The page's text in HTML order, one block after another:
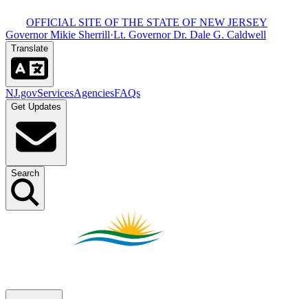
OFFICIAL SITE OF THE STATE OF NEW JERSEY​​​​‌ ‍ ​‍​‍‌‍ ‌ ​‍‌‍‍‌‌‍‌ ‌‍‍‌‌‍ ‍​‍​‍​ ‍‍​‍​‍‌ ​ ‌‍​‌‌‍ ‍‌‍‍‌‌ ‌​‌ ‍‌​‍ ‍‌‍‍‌‌‍ ​‍​‍​‍ ​​‍​‍‌‍‍​‌ ​‍‌‍‌‌‌‍‌‍​‍​‍​ ‍‍​‍​‍‌‍‍​‌ ‌​‌ ‌​‌ ​​​ ‍‍​‍ ​‍ ‌‍ ​‌‍ ‌‍​ ‌‍​‌‌‍ ​‌‍‍​‌‍ ‌ ​ ‌ ‌​​ ‍‍​ ​ ​ ​ ​ ​ ​ ​ ​‍ ‌‍‍‌‌‍ ‍‌ ‌​‌‍‌‌‌‍ ‍‌ ‌​​‍ ‌‍‌‌‌‍‌​‌‍‍‌‌ ‌​​‍ ‌‍ ‌‌‍ ‌‍‌​‌‍‌‌​ ‌‌ ​​‌ ​‍‌‍‌‌‌ ​ ‌‍‌‌‌‍ ‍‌ ‌​‌‍​‌‌ ‌​‌‍‍‌‌‍ ‌‍ ‍​ ‍ ‌‍‍‌‌‍‌​​ ‌‌‍ ‍‌‍‍‍‌​‌ ‌‍ ‌ ‌‍‌​ ​‌‍​‌‌ ‍‌‌‍ ‌ ‌‌‌ ‌​​ ‍ ‌ ‌​‌ ‍‌‌ ​​‌‍‌‌​ ‌‌‍ ‍‌‍‍‍‌‍ ​‌‍​‌‌ ‍‌‌‍ ‌ ‌‌‌ ‌​​ ‍ ‌ ​​‌‍​‌‌ ‌​‌‍‍​​ ‌‌‍‍​‌‍‌‌‌‍​‌‌‍‌​‌‍‌‌‌ ​‍​‍ ‍‌ ​ ‌‍‌‌‌‍​‌‌‍ ​​‍ ‍‌ ‌​‌‍‌‌‌ ‍​‌ ‌​​ ‌‍​‍‌‍​‌‌ ​ ‌‍‌‌‌‌‌‌‌ ​‍‌‍ ​​ ‌‌‍‍​‌ ‌​‌ ‌​‌ ​​​‍‌‌​ ​ ‌​​‌​‍‌‌​ ​‍‌​‌‍​‍‌‌​ ​‍‌​‌‍‌‍ ​‌‍ ‌‍​ ‌‍​‌‌‍ ​‌‍‍​‌‍ ‌ ​ ‌ ‌​​‍‌‌​ ​ ‌​​‌​ ​ ​ ​ ​ ​ ​ ​ ​‍‌‍‌‍‍‌‌‍‌​​ ‌‌‍ ‍‌‍‍‍‌​‌ ‌‍ ‌ ‌‍‌​ ​‌‍​‌‌ ‍‌‌‍ ‌ ‌‌‌ ‌​​‍‌‍‌ ‌​‌ ‍‌‌ ​​‌‍‌‌​ ‌‌‍ ‍‌‍‍‍‌‍ ​‌‍​‌‌ ‍‌‌‍ ‌ ‌‌‌ ‌​​‍‌‍‌ ​​‌‍​‌‌ ‌​‌‍‍​​ ‌‌‍‍​‌‍‌‌‌‍​‌‌‍‌​‌‍‌‌‌ ​‍​‍ ‍‌ ​ ‌‍‌‌‌‍​‌‌‍ ​​‍ ‍‌ ‌​‌‍‌‌‌ ‍​‌ ‌​​‍‌‍‌ ​​‌‍‌‌‌ ​‍‌ ​ ‌ ​​‌‍‌‌‌‍​ ‌ ‌​‌‍‍‌‌ ‌‍‌‍‌‌​ ‌‌ ​​‌ ‌‌‌‍​‍‌‍ ​‌‍‍‌‌ ​ ‌‍‍​‌‍‌‌‌‍‌​​‍​‍‌ ‌
Governor Mikie Sherrill​​​​‌ ‍ ​‍​‍‌‍ ‌ ​‍‌‍‍‌‌‍‌ ‌‍‍‌‌‍ ‍​‍​‍​ ‍‍​‍​‍‌ ​ ‌‍​‌‌‍ ‍‌‍‍‌‌ ‌​‌ ‍‌​‍ ‍‌‍‍‌‌‍ ​‍​‍​‍ ​​‍​‍‌‍‍​‌ ​‍‌‍‌‌‌‍‌‍​‍​‍​ ‍‍​‍​‍‌‍‍​‌ ‌​‌ ‌​‌ ​​​ ‍‍​‍ ​‍ ‌‍ ​‌‍ ‌‍​ ‌‍​‌‌‍ ​‌‍‍​‌‍ ‌ ​ ‌ ‌​​ ‍‍​ ​ ​ ​ ​ ​ ​ ​ ​‍ ‌‍‍‌‌‍ ‍‌ ‌​‌‍‌‌‌‍ ‍‌ ‌​​‍ ‌‍‌‌‌‍‌​‌‍‍‌‌ ‌​​‍ ‌‍ ‌‌‍ ‌‍‌​‌‍‌‌​ ‌‌ ​​‌ ​‍‌‍‌‌‌ ​ ‌‍‌‌‌‍ ‍‌ ‌​‌‍​‌‌ ‌​‌‍‍‌‌‍ ‌‍ ‍​ ‍ ‌‍‍‌‌‍‌​​ ‌‌‍ ‍‌‍‍‍‌​‌ ‌‍ ‌ ‌‍‌​ ​‌‍​‌‌ ‍‌‌‍ ‌ ‌‌‌ ‌​​ ‍ ‌ ‌​‌ ‍‌‌ ​​‌‍‌‌​ ‌‌‍ ‍‌‍‍‍‌‍ ​‌‍​‌‌ ‍‌‌‍ ‌ ‌‌‌ ‌​​ ‍ ‌ ​​‌‍​‌‌ ‌​‌‍‍​​ ‌‌‍‍​‌‍‌‌‌‍​‌‌‍‌​‌‍‌‌‌ ​‍​‍ ‍‌‍ ​‌‍‌‌‌‍​‌‌‍‌​‌‍‌‌‌ ​‍‌ ​ ​‍ ‍‌‍‌ ‌‍ ‌ ‌‍‌‍‌‌‌ ​‍‌‍ ‍‌‍ ‌ ​‍​ ‌‍​‍‌‍​‌‌ ​ ‌‍‌‌‌‌‌‌‌ ​‍‌‍ ​​ ‌‌‍‍​‌ ‌​‌ ‌​‌ ​​​‍‌‌​ ​ ‌​​‌​‍‌‌​ ​‍‌​‌‍​‍‌‌​ ​‍‌​‌‍‌‍ ​‌‍ ‌‍​ ‌‍​‌‌‍ ​‌‍‍​‌‍ ‌ ​ ‌ ‌​​‍‌‌​ ​ ‌​​‌​ ​ ​ ​ ​ ​ ​ ​ ​‍‌‍‌‍‍‌‌‍‌​​ ‌‌‍ ‍‌‍‍‍‌​‌ ‌‍ ‌ ‌‍‌​ ​‌‍​‌‌ ‍‌‌‍ ‌ ‌‌‌ ‌​​‍‌‍‌ ‌​‌ ‍‌‌ ​​‌‍‌‌​ ‌‌‍ ‍‌‍‍‍‌‍ ​‌‍​‌‌ ‍‌‌‍ ‌ ‌‌‌ ‌​​‍‌‍‌ ​​‌‍​‌‌ ‌​‌‍‍​​ ‌‌‍‍​‌‍‌‌‌‍​‌‌‍‌​‌‍‌‌‌ ​‍​‍ ‍‌‍ ​‌‍‌‌‌‍​‌‌‍‌​‌‍‌‌‌ ​‍‌ ​ ​‍ ‍‌‍‌ ‌‍ ‌ ‌‍‌‍‌‌‌ ​‍‌‍ ‍‌‍ ‌ ​‍​‍‌‍‌ ​​‌‍‌‌‌ ​‍‌ ​ ‌ ​​‌‍‌‌‌‍​ ‌ ‌​‌‍‍‌‌ ‌‍‌‍‌‌​ ‌‌ ​​‌ ‌‌‌‍​‍‌‍ ​‌‍‍‌‌ ​ ‌‍‍​‌‍‌‌‌‍‌​​‍​‍‌ ‌·Lt. Governor Dr. Dale G. Caldwell​​​​‌ ‍ ​‍​‍‌‍ ‌ ​‍‌‍‍‌‌‍‌ ‌‍‍‌‌‍ ‍​‍​‍​ ‍‍​‍​‍‌ ​ ‌‍​‌‌‍ ‍‌‍‍‌‌ ‌​‌ ‍‌​‍ ‍‌‍‍‌‌‍ ​‍​‍​‍ ​​‍​‍‌‍‍​‌ ​‍‌‍‌‌‌‍‌‍​‍​‍​ ‍‍​‍​‍‌‍‍​‌ ‌​‌ ‌​‌ ​​​ ‍‍​‍ ​‍ ‌‍ ​‌‍ ‌‍​ ‌‍​‌‌‍ ​‌‍‍​‌‍ ‌ ​ ‌ ‌​​ ‍‍​ ​ ​ ​ ​ ​ ​ ​ ​‍ ‌‍‍‌‌‍ ‍‌ ‌​‌‍‌‌‌‍ ‍‌ ‌​​‍ ‌‍‌‌‌‍‌​‌‍‍‌‌ ‌​​‍ ‌‍ ‌‌‍ ‌‍‌​‌‍‌‌​ ‌‌ ​​‌ ​‍‌‍‌‌‌ ​ ‌‍‌‌‌‍ ‍‌ ‌​‌‍​‌‌ ‌​‌‍‍‌‌‍ ‌‍ ‍​ ‍ ‌‍‍‌‌‍‌​​ ‌‌‍ ‍‌‍‍‍‌​‌ ‌‍ ‌ ‌‍‌​ ​‌‍​‌‌ ‍‌‌‍ ‌ ‌‌‌ ‌​​ ‍ ‌ ‌​‌ ‍‌‌ ​​‌‍‌‌​ ‌‌‍ ‍‌‍‍‍‌‍ ​‌‍​‌‌ ‍‌‌‍ ‌ ‌‌‌ ‌​​ ‍ ‌ ​​‌‍​‌‌ ‌​‌‍‍​​ ‌‌‍‍​‌‍‌‌‌‍​‌‌‍‌​‌‍‌‌‌ ​‍​‍ ‍‌‍ ​‌‍‌‌‌‍​‌‌‍‌​‌‍‌‌‌ ​‍‌ ​ ​‍ ‍‌‍ ​‌ ‌​‌​‌ ‌‍ ‌ ‌‍‌‍‌‌‌ ​‍‌‍ ‍‌‍ ‌ ​‍​ ‌‍​‍‌‍​‌‌ ​ ‌‍‌‌‌‌‌‌‌ ​‍‌‍ ​​ ‌‌‍‍​‌ ‌​‌ ‌​‌ ​​​‍‌‌​ ​ ‌​​‌​‍‌‌​ ​‍‌​‌‍​‍‌‌​ ​‍‌​‌‍‌‍ ​‌‍ ‌‍​ ‌‍​‌‌‍ ​‌‍‍​‌‍ ‌ ​ ‌ ‌​​‍‌‌​ ​ ‌​​‌​ ​ ​ ​ ​ ​ ​ ​ ​‍‌‍‌‍‍‌‌‍‌​​ ‌‌‍ ‍‌‍‍‍‌​‌ ‌‍ ‌ ‌‍‌​ ​‌‍​‌‌ ‍‌‌‍ ‌ ‌‌‌ ‌​​‍‌‍‌ ‌​‌ ‍‌‌ ​​‌‍‌‌​ ‌‌‍ ‍‌‍‍‍‌‍ ​‌‍​‌‌ ‍‌‌‍ ‌ ‌‌‌ ‌​​‍‌‍‌ ​​‌‍​‌‌ ‌​‌‍‍​​ ‌‌‍‍​‌‍‌‌‌‍​‌‌‍‌​‌‍‌‌‌ ​‍​‍ ‍‌‍ ​‌‍‌‌‌‍​‌‌‍‌​‌‍‌‌‌ ​‍‌ ​ ​‍ ‍‌‍ ​‌ ‌​‌​‌ ‌‍ ‌ ‌‍‌‍‌‌‌ ​‍‌‍ ‍‌‍ ‌ ​‍​‍‌‍‌ ​​‌‍‌‌‌ ​‍‌ ​ ‌ ​​‌‍‌‌‌‍​ ‌ ‌​‌‍‍‌‌ ‌‍‌‍‌‌​ ‌‌ ​​‌ ‌‌‌‍​‍‌‍ ​‌‍‍‌‌ ​ ‌‍‍​‌‍‌‌‌‍‌​​‍​‍‌ ‌
Translate​​​​‌ ‍ ​‍​‍‌‍ ‌ ​‍‌‍‍‌‌‍‌ ‌‍‍‌‌‍ ‍​‍​‍​ ‍‍​‍​‍‌ ​ ‌‍​‌‌‍ ‍‌‍‍‌‌ ‌​‌ ‍‌​‍ ‍‌‍‍‌‌‍ ​‍​‍​‍ ​​‍​‍‌‍‍​‌ ​‍‌‍‌‌‌‍‌‍​‍​‍​ ‍‍​‍​‍‌‍‍​‌ ‌​‌ ‌​‌ ​​​ ‍‍​‍ ​‍ ‌‍ ​‌‍ ‌‍​ ‌‍​‌‌‍ ​‌‍‍​‌‍ ‌ ​ ‌ ‌​​ ‍‍​ ​ ​ ​ ​ ​ ​ ​ ​‍ ‌‍‍‌‌‍ ‍‌ ‌​‌‍‌‌‌‍ ‍‌ ‌​​‍ ‌‍‌‌‌‍‌​‌‍‍‌‌ ‌​​‍ ‌‍ ‌‌‍ ‌‍‌​‌‍‌‌​ ‌‌ ​​‌ ​‍‌‍‌‌‌ ​ ‌‍‌‌‌‍ ‍‌ ‌​‌‍​‌‌ ‌​‌‍‍‌‌‍ ‌‍ ‍​ ‍ ‌‍‍‌‌‍‌​​ ‌‌‍ ‍‌‍‍‍‌​‌ ‌‍ ‌ ‌‍‌​ ​‌‍​‌‌ ‍‌‌‍ ‌ ‌‌‌ ‌​​ ‍ ‌ ‌​‌ ‍‌‌ ​​‌‍‌‌​ ‌‌‍ ‍‌‍‍‍‌‍ ​‌‍​‌‌ ‍‌‌‍ ‌ ‌‌‌ ‌​​ ‍ ‌ ​​‌‍​‌‌ ‌​‌‍‍​​ ‌‌‍‍​‌‍‌‌‌‍​‌‌‍‌​‌‍‌‌‌ ​‍​‍ ‍‌ ‌​‌ ​‍‌‍​‌‌‍ ‍‌ ​ ‌‍ ​‌‍​‌‌ ‌​‌‍‍‌‌‍ ‌‍ ‍‌ ​ ​‍ ‍‌‍​‍‌ ‌​‌‍ ‍​ ‌‍​‍‌‍​‌‌ ​ ‌‍‌‌‌‌‌‌‌ ​‍‌‍ ​​ ‌‌‍‍​‌ ‌​‌ ‌​‌ ​​​‍‌‌​ ​ ‌​​‌​‍‌‌​ ​‍‌​‌‍​‍‌‌​ ​‍‌​‌‍‌‍ ​‌‍ ‌‍​ ‌‍​‌‌‍ ​‌‍‍​‌‍ ‌ ​ ‌ ‌​​‍‌‌​ ​ ‌​​‌​ ​ ​ ​ ​ ​ ​ ​ ​‍‌‍‌‍‍‌‌‍‌​​ ‌‌‍ ‍‌‍‍‍‌​‌ ‌‍ ‌ ‌‍‌​ ​‌‍​‌‌ ‍‌‌‍ ‌ ‌‌‌ ‌​​‍‌‍‌ ‌​‌ ‍‌‌ ​​‌‍‌‌​ ‌‌‍ ‍‌‍‍‍‌‍ ​‌‍​‌‌ ‍‌‌‍ ‌ ‌‌‌ ‌​​‍‌‍‌ ​​‌‍​‌‌ ‌​‌‍‍​​ ‌‌‍‍​‌‍‌‌‌‍​‌‌‍‌​‌‍‌‌‌ ​‍​‍ ‍‌ ‌​‌ ​‍‌‍​‌‌‍ ‍‌ ​ ‌‍ ​‌‍​‌‌ ‌​‌‍‍‌‌‍ ‌‍ ‍‌ ​ ​‍ ‍‌‍​‍‌ ‌​‌‍ ‍​‍‌‍‌ ​​‌‍‌‌‌ ​‍‌ ​ ‌ ​​‌‍‌‌‌‍​ ‌ ‌​‌‍‍‌‌ ‌‍‌‍‌‌​ ‌‌ ​​‌ ‌‌‌‍​‍‌‍ ​‌‍‍‌‌ ​ ‌‍‍​‌‍‌‌‌‍‌​​‍​‍‌ ‌
NJ.gov​​​​‌ ‍ ​‍​‍‌‍ ‌ ​‍‌‍‍‌‌‍‌ ‌‍‍‌‌‍ ‍​‍​‍​ ‍‍​‍​‍‌ ​ ‌‍​‌‌‍ ‍‌‍‍‌‌ ‌​‌ ‍‌​‍ ‍‌‍‍‌‌‍ ​‍​‍​‍ ​​‍​‍‌‍‍​‌ ​‍‌‍‌‌‌‍‌‍​‍​‍​ ‍‍​‍​‍‌‍‍​‌ ‌​‌ ‌​‌ ​​​ ‍‍​‍ ​‍ ‌‍ ​‌‍ ‌‍​ ‌‍​‌‌‍ ​‌‍‍​‌‍ ‌ ​ ‌ ‌​​ ‍‍​ ​ ​ ​ ​ ​ ​ ​ ​‍ ‌‍‍‌‌‍ ‍‌ ‌​‌‍‌‌‌‍ ‍‌ ‌​​‍ ‌‍‌‌‌‍‌​‌‍‍‌‌ ‌​​‍ ‌‍ ‌‌‍ ‌‍‌​‌‍‌‌​ ‌‌ ​​‌ ​‍‌‍‌‌‌ ​ ‌‍‌‌‌‍ ‍‌ ‌​‌‍​‌‌ ‌​‌‍‍‌‌‍ ‌‍ ‍​ ‍ ‌‍‍‌‌‍‌​​ ‌‌‍ ‍‌‍‍‍‌​‌ ‌‍ ‌ ‌‍‌​ ​‌‍​‌‌ ‍‌‌‍ ‌ ‌‌‌ ‌​​ ‍ ‌ ‌​‌ ‍‌‌ ​​‌‍‌‌​ ‌‌‍ ‍‌‍‍‍‌‍ ​‌‍​‌‌ ‍‌‌‍ ‌ ‌‌‌ ‌​​ ‍ ‌ ​​‌‍​‌‌ ‌​‌‍‍​​ ‌‌‍‍​‌‍‌‌‌‍​‌‌‍‌​‌‍‌‌‌ ​‍​‍ ‍‌‍ ​‌‍‍‌‌‍ ‍‌‍‍ ‌ ​ ​‍‌‌​ ‌‌‌​​‍‌‌ ‌‍‍ ‌‍‌‌‌ ‍‌​‍‌‌​ ​ ‌​‌​​‍‌‌​ ​ ‌​‌​​‍‌‌​ ​‍​ ​‍​ ​‍‌‍‌‍‌‍​ ‌‍​ ​ ​ ‌‍​‍​ ‍​‌‍‌‌​ ​​​ ​ ‌‍​‍​ ​​​‍‌‌​ ​‍​ ​‍​‍‌‌​ ‌‌‌​‌​​‍ ‍‌ ‌​‌‍‌‌‌ ‍​‌ ‌​​ ‌‍​‍‌‍​‌‌ ​ ‌‍‌‌‌‌‌‌‌ ​‍‌‍ ​​ ‌‌‍‍​‌ ‌​‌ ‌​‌ ​​​‍‌‌​ ​ ‌​​‌​‍‌‌​ ​‍‌​‌‍​‍‌‌​ ​‍‌​‌‍‌‍ ​‌‍ ‌‍​ ‌‍​‌‌‍ ​‌‍‍​‌‍ ‌ ​ ‌ ‌​​‍‌‌​ ​ ‌​​‌​ ​ ​ ​ ​ ​ ​ ​ ​‍‌‍‌‍‍‌‌‍‌​​ ‌‌‍ ‍‌‍‍‍‌​‌ ‌‍ ‌ ‌‍‌​ ​‌‍​‌‌ ‍‌‌‍ ‌ ‌‌‌ ‌​​‍‌‍‌ ‌​‌ ‍‌‌ ​​‌‍‌‌​ ‌‌‍ ‍‌‍‍‍‌‍ ​‌‍​‌‌ ‍‌‌‍ ‌ ‌‌‌ ‌​​‍‌‍‌ ​​‌‍​‌‌ ‌​‌‍‍​​ ‌‌‍‍​‌‍‌‌‌‍​‌‌‍‌​‌‍‌‌‌ ​‍​‍ ‍‌‍ ​‌‍‍‌‌‍ ‍‌‍‍ ‌ ​ ​‍‌‌​ ‌‌‌​​‍‌‌ ‌‍‍ ‌‍‌‌‌ ‍‌​‍‌‌​ ​ ‌​‌​​‍‌‌​ ​ ‌​‌​​‍‌‌​ ​‍​ ​‍​ ​‍‌‍‌‍‌‍​ ‌‍​ ​ ​ ‌‍​‍​ ‍​‌‍‌‌​ ​​​ ​ ‌‍​‍​ ​​​‍‌‌​ ​‍​ ​‍​‍‌‌​ ‌‌‌​‌​​‍ ‍‌ ‌​‌‍‌‌‌ ‍​‌ ‌​​‍‌‍‌ ​​‌‍‌‌‌ ​‍‌ ​ ‌ ​​‌‍‌‌‌‍​ ‌ ‌​‌‍‍‌‌ ‌‍‌‍‌‌​ ‌‌ ​​‌ ‌‌‌‍​‍‌‍ ​‌‍‍‌‌ ​ ‌‍‍​‌‍‌‌‌‍‌​​‍​‍‌ ‌Services​​​​‌ ‍ ​‍​‍‌‍ ‌ ​‍‌‍‍‌‌‍‌ ‌‍‍‌‌‍ ‍​‍​‍​ ‍‍​‍​‍‌ ​ ‌‍​‌‌‍ ‍‌‍‍‌‌ ‌​‌ ‍‌​‍ ‍‌‍‍‌‌‍ ​‍​‍​‍ ​​‍​‍‌‍‍​‌ ​‍‌‍‌‌‌‍‌‍​‍​‍​ ‍‍​‍​‍‌‍‍​‌ ‌​‌ ‌​‌ ​​​ ‍‍​‍ ​‍ ‌‍ ​‌‍ ‌‍​ ‌‍​‌‌‍ ​‌‍‍​‌‍ ‌ ​ ‌ ‌​​ ‍‍​ ​ ​ ​ ​ ​ ​ ​ ​‍ ‌‍‍‌‌‍ ‍‌ ‌​‌‍‌‌‌‍ ‍‌ ‌​​‍ ‌‍‌‌‌‍‌​‌‍‍‌‌ ‌​​‍ ‌‍ ‌‌‍ ‌‍‌​‌‍‌‌​ ‌‌ ​​‌ ​‍‌‍‌‌‌ ​ ‌‍‌‌‌‍ ‍‌ ‌​‌‍​‌‌ ‌​‌‍‍‌‌‍ ‌‍ ‍​ ‍ ‌‍‍‌‌‍‌​​ ‌‌‍ ‍‌‍‍‍‌​‌ ‌‍ ‌ ‌‍‌​ ​‌‍​‌‌ ‍‌‌‍ ‌ ‌‌‌ ‌​​ ‍ ‌ ‌​‌ ‍‌‌ ​​‌‍‌‌​ ‌‌‍ ‍‌‍‍‍‌‍ ​‌‍​‌‌ ‍‌‌‍ ‌ ‌‌‌ ‌​​ ‍ ‌ ​​‌‍​‌‌ ‌​‌‍‍​​ ‌‌‍‍​‌‍‌‌‌‍​‌‌‍‌​‌‍‌‌‌ ​‍​‍ ‍‌‍ ​‌‍‍‌‌‍ ‍‌‍‍ ‌ ​ ​‍‌‌​ ‌‌‌​​‍‌‌ ‌‍‍ ‌‍‌‌‌ ‍‌​‍‌‌​ ​ ‌​‌​​‍‌‌​ ​ ‌​‌​​‍‌‌​ ​‍​ ​‍​ ​‍​ ‍​​ ‌ ​ ‍‌​ ​‍‌‍​ ‌‍​ ‌‍‌‍​ ​ ​ ‌ ​ ‌​​ ‌​​‍‌‌​ ​‍​ ​‍​‍‌‌​ ‌‌‌​‌​​‍ ‍‌ ‌​‌‍‌‌‌ ‍​‌ ‌​​ ‌‍​‍‌‍​‌‌ ​ ‌‍‌‌‌‌‌‌‌ ​‍‌‍ ​​ ‌‌‍‍​‌ ‌​‌ ‌​‌ ​​​‍‌‌​ ​ ‌​​‌​‍‌‌​ ​‍‌​‌‍​‍‌‌​ ​‍‌​‌‍‌‍ ​‌‍ ‌‍​ ‌‍​‌‌‍ ​‌‍‍​‌‍ ‌ ​ ‌ ‌​​‍‌‌​ ​ ‌​​‌​ ​ ​ ​ ​ ​ ​ ​ ​‍‌‍‌‍‍‌‌‍‌​​ ‌‌‍ ‍‌‍‍‍‌​‌ ‌‍ ‌ ‌‍‌​ ​‌‍​‌‌ ‍‌‌‍ ‌ ‌‌‌ ‌​​‍‌‍‌ ‌​‌ ‍‌‌ ​​‌‍‌‌​ ‌‌‍ ‍‌‍‍‍‌‍ ​‌‍​‌‌ ‍‌‌‍ ‌ ‌‌‌ ‌​​‍‌‍‌ ​​‌‍​‌‌ ‌​‌‍‍​​ ‌‌‍‍​‌‍‌‌‌‍​‌‌‍‌​‌‍‌‌‌ ​‍​‍ ‍‌‍ ​‌‍‍‌‌‍ ‍‌‍‍ ‌ ​ ​‍‌‌​ ‌‌‌​​‍‌‌ ‌‍‍ ‌‍‌‌‌ ‍‌​‍‌‌​ ​ ‌​‌​​‍‌‌​ ​ ‌​‌​​‍‌‌​ ​‍​ ​‍​ ​‍​ ‍​​ ‌ ​ ‍‌​ ​‍‌‍​ ‌‍​ ‌‍‌‍​ ​ ​ ‌ ​ ‌​​ ‌​​‍‌‌​ ​‍​ ​‍​‍‌‌​ ‌‌‌​‌​​‍ ‍‌ ‌​‌‍‌‌‌ ‍​‌ ‌​​‍‌‍‌ ​​‌‍‌‌‌ ​‍‌ ​ ‌ ​​‌‍‌‌‌‍​ ‌ ‌​‌‍‍‌‌ ‌‍‌‍‌‌​ ‌‌ ​​‌ ‌‌‌‍​‍‌‍ ​‌‍‍‌‌ ​ ‌‍‍​‌‍‌‌‌‍‌​​‍​‍‌ ‌Agencies​​​​‌ ‍ ​‍​‍‌‍ ‌ ​‍‌‍‍‌‌‍‌ ‌‍‍‌‌‍ ‍​‍​‍​ ‍‍​‍​‍‌ ​ ‌‍​‌‌‍ ‍‌‍‍‌‌ ‌​‌ ‍‌​‍ ‍‌‍‍‌‌‍ ​‍​‍​‍ ​​‍​‍‌‍‍​‌ ​‍‌‍‌‌‌‍‌‍​‍​‍​ ‍‍​‍​‍‌‍‍​‌ ‌​‌ ‌​‌ ​​​ ‍‍​‍ ​‍ ‌‍ ​‌‍ ‌‍​ ‌‍​‌‌‍ ​‌‍‍​‌‍ ‌ ​ ‌ ‌​​ ‍‍​ ​ ​ ​ ​ ​ ​ ​ ​‍ ‌‍‍‌‌‍ ‍‌ ‌​‌‍‌‌‌‍ ‍‌ ‌​​‍ ‌‍‌‌‌‍‌​‌‍‍‌‌ ‌​​‍ ‌‍ ‌‌‍ ‌‍‌​‌‍‌‌​ ‌‌ ​​‌ ​‍‌‍‌‌‌ ​ ‌‍‌‌‌‍ ‍‌ ‌​‌‍​‌‌ ‌​‌‍‍‌‌‍ ‌‍ ‍​ ‍ ‌‍‍‌‌‍‌​​ ‌‌‍ ‍‌‍‍‍‌​‌ ‌‍ ‌ ‌‍‌​ ​‌‍​‌‌ ‍‌‌‍ ‌ ‌‌‌ ‌​​ ‍ ‌ ‌​‌ ‍‌‌ ​​‌‍‌‌​ ‌‌‍ ‍‌‍‍‍‌‍ ​‌‍​‌‌ ‍‌‌‍ ‌ ‌‌‌ ‌​​ ‍ ‌ ​​‌‍​‌‌ ‌​‌‍‍​​ ‌‌‍‍​‌‍‌‌‌‍​‌‌‍‌​‌‍‌‌‌ ​‍​‍ ‍‌‍ ​‌‍‍‌‌‍ ‍‌‍‍ ‌ ​ ​‍‌‌​ ‌‌‌​​‍‌‌ ‌‍‍ ‌‍‌‌‌ ‍‌​‍‌‌​ ​ ‌​‌​​‍‌‌​ ​ ‌​‌​​‍‌‌​ ​‍​ ​‍​ ‌ ‌‍‌​​ ​‌‌‍‌‍​ ​ ​ ​​‌‍​ ‌‍​‍​ ‌ ‌‍‌​​ ‍​​ ​ ​‍‌‌​ ​‍​ ​‍​‍‌‌​ ‌‌‌​‌​​‍ ‍‌ ‌​‌‍‌‌‌ ‍​‌ ‌​​ ‌‍​‍‌‍​‌‌ ​ ‌‍‌‌‌‌‌‌‌ ​‍‌‍ ​​ ‌‌‍‍​‌ ‌​‌ ‌​‌ ​​​‍‌‌​ ​ ‌​​‌​‍‌‌​ ​‍‌​‌‍​‍‌‌​ ​‍‌​‌‍‌‍ ​‌‍ ‌‍​ ‌‍​‌‌‍ ​‌‍‍​‌‍ ‌ ​ ‌ ‌​​‍‌‌​ ​ ‌​​‌​ ​ ​ ​ ​ ​ ​ ​ ​‍‌‍‌‍‍‌‌‍‌​​ ‌‌‍ ‍‌‍‍‍‌​‌ ‌‍ ‌ ‌‍‌​ ​‌‍​‌‌ ‍‌‌‍ ‌ ‌‌‌ ‌​​‍‌‍‌ ‌​‌ ‍‌‌ ​​‌‍‌‌​ ‌‌‍ ‍‌‍‍‍‌‍ ​‌‍​‌‌ ‍‌‌‍ ‌ ‌‌‌ ‌​​‍‌‍‌ ​​‌‍​‌‌ ‌​‌‍‍​​ ‌‌‍‍​‌‍‌‌‌‍​‌‌‍‌​‌‍‌‌‌ ​‍​‍ ‍‌‍ ​‌‍‍‌‌‍ ‍‌‍‍ ‌ ​ ​‍‌‌​ ‌‌‌​​‍‌‌ ‌‍‍ ‌‍‌‌‌ ‍‌​‍‌‌​ ​ ‌​‌​​‍‌‌​ ​ ‌​‌​​‍‌‌​ ​‍​ ​‍​ ‌ ‌‍‌​​ ​‌‌‍‌‍​ ​ ​ ​​‌‍​ ‌‍​‍​ ‌ ‌‍‌​​ ‍​​ ​ ​‍‌‌​ ​‍​ ​‍​‍‌‌​ ‌‌‌​‌​​‍ ‍‌ ‌​‌‍‌‌‌ ‍​‌ ‌​​‍‌‍‌ ​​‌‍‌‌‌ ​‍‌ ​ ‌ ​​‌‍‌‌‌‍​ ‌ ‌​‌‍‍‌‌ ‌‍‌‍‌‌​ ‌‌ ​​‌ ‌‌‌‍​‍‌‍ ​‌‍‍‌‌ ​ ‌‍‍​‌‍‌‌‌‍‌​​‍​‍‌ ‌FAQs​​​​‌ ‍ ​‍​‍‌‍ ‌ ​‍‌‍‍‌‌‍‌ ‌‍‍‌‌‍ ‍​‍​‍​ ‍‍​‍​‍‌ ​ ‌‍​‌‌‍ ‍‌‍‍‌‌ ‌​‌ ‍‌​‍ ‍‌‍‍‌‌‍ ​‍​‍​‍ ​​‍​‍‌‍‍​‌ ​‍‌‍‌‌‌‍‌‍​‍​‍​ ‍‍​‍​‍‌‍‍​‌ ‌​‌ ‌​‌ ​​​ ‍‍​‍ ​‍ ‌‍ ​‌‍ ‌‍​ ‌‍​‌‌‍ ​‌‍‍​‌‍ ‌ ​ ‌ ‌​​ ‍‍​ ​ ​ ​ ​ ​ ​ ​ ​‍ ‌‍‍‌‌‍ ‍‌ ‌​‌‍‌‌‌‍ ‍‌ ‌​​‍ ‌‍‌‌‌‍‌​‌‍‍‌‌ ‌​​‍ ‌‍ ‌‌‍ ‌‍‌​‌‍‌‌​ ‌‌ ​​‌ ​‍‌‍‌‌‌ ​ ‌‍‌‌‌‍ ‍‌ ‌​‌‍​‌‌ ‌​‌‍‍‌‌‍ ‌‍ ‍​ ‍ ‌‍‍‌‌‍‌​​ ‌‌‍ ‍‌‍‍‍‌​‌ ‌‍ ‌ ‌‍‌​ ​‌‍​‌‌ ‍‌‌‍ ‌ ‌‌‌ ‌​​ ‍ ‌ ‌​‌ ‍‌‌ ​​‌‍‌‌​ ‌‌‍ ‍‌‍‍‍‌‍ ​‌‍​‌‌ ‍‌‌‍ ‌ ‌‌‌ ‌​​ ‍ ‌ ​​‌‍​‌‌ ‌​‌‍‍​​ ‌‌‍‍​‌‍‌‌‌‍​‌‌‍‌​‌‍‌‌‌ ​‍​‍ ‍‌‍ ​‌‍‍‌‌‍ ‍‌‍‍ ‌ ​ ​‍‌‌​ ‌‌‌​​‍‌‌ ‌‍‍ ‌‍‌‌‌ ‍‌​‍‌‌​ ​ ‌​‌​​‍‌‌​ ​ ‌​‌​​‍‌‌​ ​‍​ ​‍‌‍​ ​ ‌‍​ ‍​‌‍​ ‌‍​‍​ ​‌​ ​​​ ‌‌‌‍​ ​ ‌‌​ ​‌‌‍​‍​‍‌‌​ ​‍​ ​‍​‍‌‌​ ‌‌‌​‌​​‍ ‍‌ ‌​‌‍‌‌‌ ‍​‌ ‌​​ ‌‍​‍‌‍​‌‌ ​ ‌‍‌‌‌‌‌‌‌ ​‍‌‍ ​​ ‌‌‍‍​‌ ‌​‌ ‌​‌ ​​​‍‌‌​ ​ ‌​​‌​‍‌‌​ ​‍‌​‌‍​‍‌‌​ ​‍‌​‌‍‌‍ ​‌‍ ‌‍​ ‌‍​‌‌‍ ​‌‍‍​‌‍ ‌ ​ ‌ ‌​​‍‌‌​ ​ ‌​​‌​ ​ ​ ​ ​ ​ ​ ​ ​‍‌‍‌‍‍‌‌‍‌​​ ‌‌‍ ‍‌‍‍‍‌​‌ ‌‍ ‌ ‌‍‌​ ​‌‍​‌‌ ‍‌‌‍ ‌ ‌‌‌ ‌​​‍‌‍‌ ‌​‌ ‍‌‌ ​​‌‍‌‌​ ‌‌‍ ‍‌‍‍‍‌‍ ​‌‍​‌‌ ‍‌‌‍ ‌ ‌‌‌ ‌​​‍‌‍‌ ​​‌‍​‌‌ ‌​‌‍‍​​ ‌‌‍‍​‌‍‌‌‌‍​‌‌‍‌​‌‍‌‌‌ ​‍​‍ ‍‌‍ ​‌‍‍‌‌‍ ‍‌‍‍ ‌ ​ ​‍‌‌​ ‌‌‌​​‍‌‌ ‌‍‍ ‌‍‌‌‌ ‍‌​‍‌‌​ ​ ‌​‌​​‍‌‌​ ​ ‌​‌​​‍‌‌​ ​‍​ ​‍‌‍​ ​ ‌‍​ ‍​‌‍​ ‌‍​‍​ ​‌​ ​​​ ‌‌‌‍​ ​ ‌‌​ ​‌‌‍​‍​‍‌‌​ ​‍​ ​‍​‍‌‌​ ‌‌‌​‌​​‍ ‍‌ ‌​‌‍‌‌‌ ‍​‌ ‌​​‍‌‍‌ ​​‌‍‌‌‌ ​‍‌ ​ ‌ ​​‌‍‌‌‌‍​ ‌ ‌​‌‍‍‌‌ ‌‍‌‍‌‌​ ‌‌ ​​‌ ‌‌‌‍​‍‌‍ ​‌‍‍‌‌ ​ ‌‍‍​‌‍‌‌‌‍‌​​‍​‍‌ ‌
Get Updates​​​​‌ ‍ ​‍​‍‌‍ ‌ ​‍‌‍‍‌‌‍‌ ‌‍‍‌‌‍ ‍​‍​‍​ ‍‍​‍​‍‌ ​ ‌‍​‌‌‍ ‍‌‍‍‌‌ ‌​‌ ‍‌​‍ ‍‌‍‍‌‌‍ ​‍​‍​‍ ​​‍​‍‌‍‍​‌ ​‍‌‍‌‌‌‍‌‍​‍​‍​ ‍‍​‍​‍‌‍‍​‌ ‌​‌ ‌​‌ ​​​ ‍‍​‍ ​‍ ‌‍ ​‌‍ ‌‍​ ‌‍​‌‌‍ ​‌‍‍​‌‍ ‌ ​ ‌ ‌​​ ‍‍​ ​ ​ ​ ​ ​ ​ ​ ​‍ ‌‍‍‌‌‍ ‍‌ ‌​‌‍‌‌‌‍ ‍‌ ‌​​‍ ‌‍‌‌‌‍‌​‌‍‍‌‌ ‌​​‍ ‌‍ ‌‌‍ ‌‍‌​‌‍‌‌​ ‌‌ ​​‌ ​‍‌‍‌‌‌ ​ ‌‍‌‌‌‍ ‍‌ ‌​‌‍​‌‌ ‌​‌‍‍‌‌‍ ‌‍ ‍​ ‍ ‌‍‍‌‌‍‌​​ ‌‌‍ ‍‌‍‍‍‌​‌ ‌‍ ‌ ‌‍‌​ ​‌‍​‌‌ ‍‌‌‍ ‌ ‌‌‌ ‌​​ ‍ ‌ ‌​‌ ‍‌‌ ​​‌‍‌‌​ ‌‌‍ ‍‌‍‍‍‌‍ ​‌‍​‌‌ ‍‌‌‍ ‌ ‌‌‌ ‌​​ ‍ ‌ ​​‌‍​‌‌ ‌​‌‍‍​​ ‌‌‍‍​‌‍‌‌‌‍​‌‌‍‌​‌‍‌‌‌ ​‍​‍ ‍‌‍ ‍‌‍‌‌‌ ‌ ‌ ​ ‌‍ ​‌‍‌‌‌ ‌​‌ ‌​‌‍‌‌‌ ​‍​‍ ‍‌‍​‍‌ ‌​‌‍ ‍​ ‌‍​‍‌‍​‌‌ ​ ‌‍‌‌‌‌‌‌‌ ​‍‌‍ ​​ ‌‌‍‍​‌ ‌​‌ ‌​‌ ​​​‍‌‌​ ​ ‌​​‌​‍‌‌​ ​‍‌​‌‍​‍‌‌​ ​‍‌​‌‍‌‍ ​‌‍ ‌‍​ ‌‍​‌‌‍ ​‌‍‍​‌‍ ‌ ​ ‌ ‌​​‍‌‌​ ​ ‌​​‌​ ​ ​ ​ ​ ​ ​ ​ ​‍‌‍‌‍‍‌‌‍‌​​ ‌‌‍ ‍‌‍‍‍‌​‌ ‌‍ ‌ ‌‍‌​ ​‌‍​‌‌ ‍‌‌‍ ‌ ‌‌‌ ‌​​‍‌‍‌ ‌​‌ ‍‌‌ ​​‌‍‌‌​ ‌‌‍ ‍‌‍‍‍‌‍ ​‌‍​‌‌ ‍‌‌‍ ‌ ‌‌‌ ‌​​‍‌‍‌ ​​‌‍​‌‌ ‌​‌‍‍​​ ‌‌‍‍​‌‍‌‌‌‍​‌‌‍‌​‌‍‌‌‌ ​‍​‍ ‍‌‍ ‍‌‍‌‌‌ ‌ ‌ ​ ‌‍ ​‌‍‌‌‌ ‌​‌ ‌​‌‍‌‌‌ ​‍​‍ ‍‌‍​‍‌ ‌​‌‍ ‍​‍‌‍‌ ​​‌‍‌‌‌ ​‍‌ ​ ‌ ​​‌‍‌‌‌‍​ ‌ ‌​‌‍‍‌‌ ‌‍‌‍‌‌​ ‌‌ ​​‌ ‌‌‌‍​‍‌‍ ​‌‍‍‌‌ ​ ‌‍‍​‌‍‌‌‌‍‌​​‍​‍‌ ‌
Search​​​​‌ ‍ ​‍​‍‌‍ ‌ ​‍‌‍‍‌‌‍‌ ‌‍‍‌‌‍ ‍​‍​‍​ ‍‍​‍​‍‌ ​ ‌‍​‌‌‍ ‍‌‍‍‌‌ ‌​‌ ‍‌​‍ ‍‌‍‍‌‌‍ ​‍​‍​‍ ​​‍​‍‌‍‍​‌ ​‍‌‍‌‌‌‍‌‍​‍​‍​ ‍‍​‍​‍‌‍‍​‌ ‌​‌ ‌​‌ ​​​ ‍‍​‍ ​‍ ‌‍ ​‌‍ ‌‍​ ‌‍​‌‌‍ ​‌‍‍​‌‍ ‌ ​ ‌ ‌​​ ‍‍​ ​ ​ ​ ​ ​ ​ ​ ​‍ ‌‍‍‌‌‍ ‍‌ ‌​‌‍‌‌‌‍ ‍‌ ‌​​‍ ‌‍‌‌‌‍‌​‌‍‍‌‌ ‌​​‍ ‌‍ ‌‌‍ ‌‍‌​‌‍‌‌​ ‌‌ ​​‌ ​‍‌‍‌‌‌ ​ ‌‍‌‌‌‍ ‍‌ ‌​‌‍​‌‌ ‌​‌‍‍‌‌‍ ‌‍ ‍​ ‍ ‌‍‍‌‌‍‌​​ ‌‌‍ ‍‌‍‍‍‌​‌ ‌‍ ‌ ‌‍‌​ ​‌‍​‌‌ ‍‌‌‍ ‌ ‌‌‌ ‌​​ ‍ ‌ ‌​‌ ‍‌‌ ​​‌‍‌‌​ ‌‌‍ ‍‌‍‍‍‌‍ ​‌‍​‌‌ ‍‌‌‍ ‌ ‌‌‌ ‌​​ ‍ ‌ ​​‌‍​‌‌ ‌​‌‍‍​​ ‌‌‍‍​‌‍‌‌‌‍​‌‌‍‌​‌‍‌‌‌ ​‍​‍ ‍‌ ​ ‌‍‌‌‌‍​‌‌ ​‍‌‍​ ‌‍‍​​‍ ‍‌‍​‍‌ ‌​‌‍ ‍​ ‌‍​‍‌‍​‌‌ ​ ‌‍‌‌‌‌‌‌‌ ​‍‌‍ ​​ ‌‌‍‍​‌ ‌​‌ ‌​‌ ​​​‍‌‌​ ​ ‌​​‌​‍‌‌​ ​‍‌​‌‍​‍‌‌​ ​‍‌​‌‍‌‍ ​‌‍ ‌‍​ ‌‍​‌‌‍ ​‌‍‍​‌‍ ‌ ​ ‌ ‌​​‍‌‌​ ​ ‌​​‌​ ​ ​ ​ ​ ​ ​ ​ ​‍‌‍‌‍‍‌‌‍‌​​ ‌‌‍ ‍‌‍‍‍‌​‌ ‌‍ ‌ ‌‍‌​ ​‌‍​‌‌ ‍‌‌‍ ‌ ‌‌‌ ‌​​‍‌‍‌ ‌​‌ ‍‌‌ ​​‌‍‌‌​ ‌‌‍ ‍‌‍‍‍‌‍ ​‌‍​‌‌ ‍‌‌‍ ‌ ‌‌‌ ‌​​‍‌‍‌ ​​‌‍​‌‌ ‌​‌‍‍​​ ‌‌‍‍​‌‍‌‌‌‍​‌‌‍‌​‌‍‌‌‌ ​‍​‍ ‍‌ ​ ‌‍‌‌‌‍​‌‌ ​‍‌‍​ ‌‍‍​​‍ ‍‌‍​‍‌ ‌​‌‍ ‍​‍‌‍‌ ​​‌‍‌‌‌ ​‍‌ ​ ‌ ​​‌‍‌‌‌‍​ ‌ ‌​‌‍‍‌‌ ‌‍‌‍‌‌​ ‌‌ ​​‌ ‌‌‌‍​‍‌‍ ​‌‍‍‌‌ ​ ‌‍‍​‌‍‌‌‌‍‌​​‍​‍‌ ‌